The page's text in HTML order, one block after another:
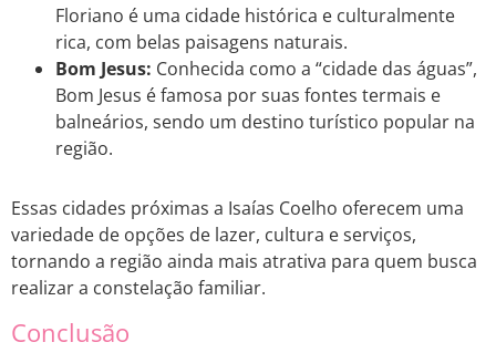
Floriano é uma cidade histórica e culturalmente
rica, com belas paisagens naturais.
Bom Jesus: Conhecida como a “cidade das águas”,
Bom Jesus é famosa por suas fontes termais e
balneários, sendo um destino turístico popular na
região.
Essas cidades próximas a Isaías Coelho oferecem uma
variedade de opções de lazer, cultura e serviços,
tornando a região ainda mais atrativa para quem busca
realizar a constelação familiar.
Conclusão